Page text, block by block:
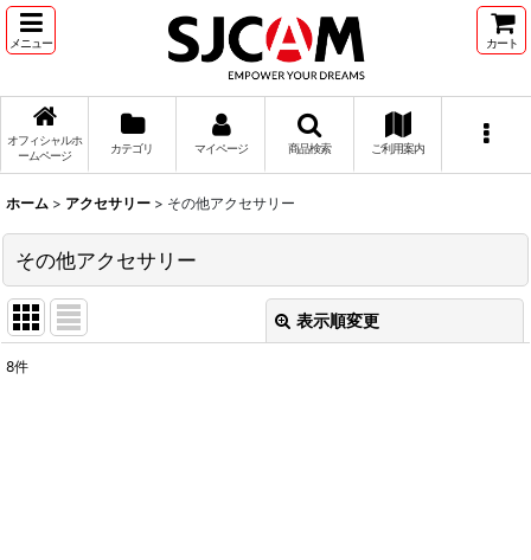
メニュー カート
オフィシャルホ
ームページ
カテゴリ マイページ 商品検索 ご利用案内
ホーム > アクセサリー > その他アクセサリー
その他アクセサリー
表示順変更
8件